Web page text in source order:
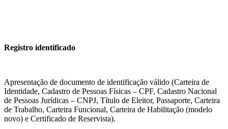
Registro identificado
Apresentação de documento de identificação válido (Carteira de
Identidade, Cadastro de Pessoas Físicas – CPF, Cadastro Nacional
de Pessoas Jurídicas – CNPJ, Título de Eleitor, Passaporte, Carteira
de Trabalho, Carteira Funcional, Carteira de Habilitação (modelo
novo) e Certificado de Reservista).